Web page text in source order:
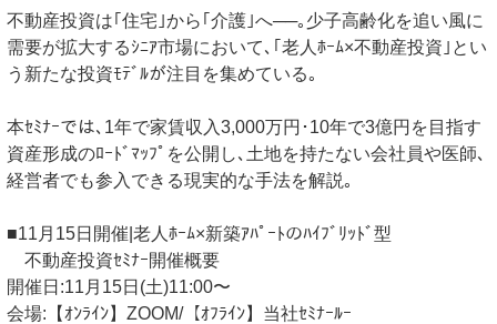
不動産投資は｢住宅｣から｢介護｣へ──｡少子高齢化を追い風に
需要が拡大するｼﾆｱ市場において､｢老人ﾎｰﾑ×不動産投資｣とい
う新たな投資ﾓﾃﾞﾙが注目を集めている｡
本ｾﾐﾅｰでは､1年で家賃収入3,000万円･10年で3億円を目指す
資産形成のﾛｰﾄﾞﾏｯﾌﾟを公開し､土地を持たない会社員や医師､
経営者でも参入できる現実的な手法を解説｡
■11月15日開催|老人ﾎｰﾑ×新築ｱﾊﾟｰﾄのﾊｲﾌﾞﾘｯﾄﾞ型
不動産投資ｾﾐﾅｰ開催概要
開催日:11月15日(土)11:00〜
会場:【ｵﾝﾗｲﾝ】ZOOM/【ｵﾌﾗｲﾝ】当社ｾﾐﾅｰﾙｰ